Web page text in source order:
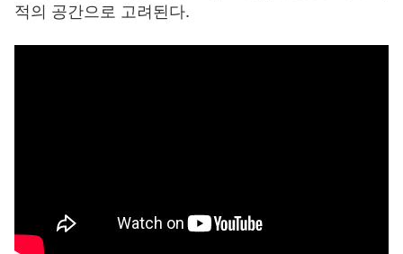
적의 공간으로 고려된다.